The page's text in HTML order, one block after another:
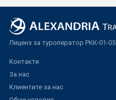
Лиценз за туроператор РКК-01-
Контакти
За нас
Клиентите за нас